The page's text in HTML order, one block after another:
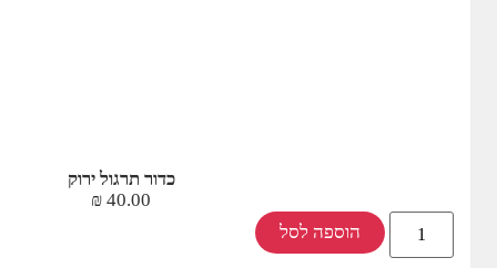
כדור תרגול ירוק
40.00
₪
הוספה לסל